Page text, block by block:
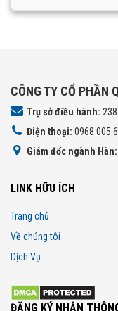
CÔNG TY CỔ PHẦN
Trụ sở điều hành:
Điện thoại: 0968 005
Giám đốc ngành Hàn:
LINK HỮU ÍCH
Trang chủ
Về chúng tôi
Dịch Vụ
ĐĂNG KÝ NHẬN